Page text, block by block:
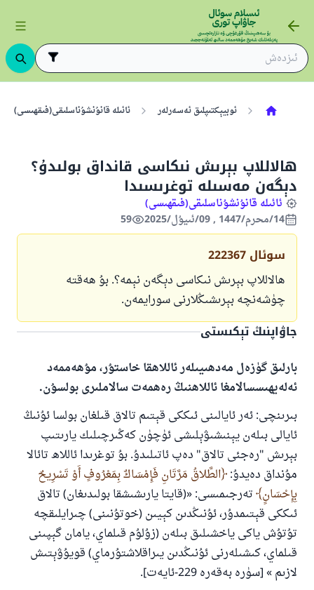
ئوبيېكتىپلىق ئەسەرلەر ئائىلە قانۇنشۇناسلىقى(فىقھىسى)
ھالاللاپ بېرىش نىكاسى قانداق بولىدۇ؟
دېگەن مەسىلە توغرىسىدا
ئائىلە قانۇنشۇناسلىقى(فىقھىسى)
14/محرم/1447 , 09/ئىيۇل/2025
59
سوئال 222367
ھالاللاپ بېرىش نىكاسى دېگەن نېمە؟. بۇ ھەقتە
چۈشەنچە بېرىشىڭلارنى سورايمەن.
جاۋاپنىڭ تېكىستى
بارلىق گۈزەل مەدھىيىلەر ئاللاھقا خاستۇر، مۇھەممەد
ئەلەيھىسسالامغا ئاللاھنىڭ رەھمەت سالاملىرى بولسۇن.
بىرىنچى: ئەر ئايالىنى ئىككى قېتىم تالاق قىلغان بولسا ئۇنىڭ
ئايالى بىلەن يېنىشىۋېلىشى ئۈچۈن كەڭىرچىلىك يارىتىپ
بېرىش "رەجئى تالاق" دەپ ئاتىلىدۇ. بۇ توغرىدا ئاللاھ تائالا
مۇنداق دەيدۇ: الطَّلاقُ مَرَّتَانِ فَإِمْسَاكٌ بِمَعْرُوفٍ أَوْ تَسْرِيحٌ
بِإِحْسَانٍ تەرجىمىسى: «(قايتا يارىشىشقا بولىدىغان) تالاق
ئىككى قېتىمدۇر، ئۇنىڭدىن كېيىن (خوتۇنىنى) چىرايلىقچە
تۇتۇش ياكى ياخشىلىق بىلەن (زۇلۇم قىلماي، يامان گېپىنى
قىلماي، كىشىلەرنى ئۇنىڭدىن يىراقلاشتۇرماي) قويۇۋېتىش
لازىم » [سۈرە بەقەرە 229-ئايەت].